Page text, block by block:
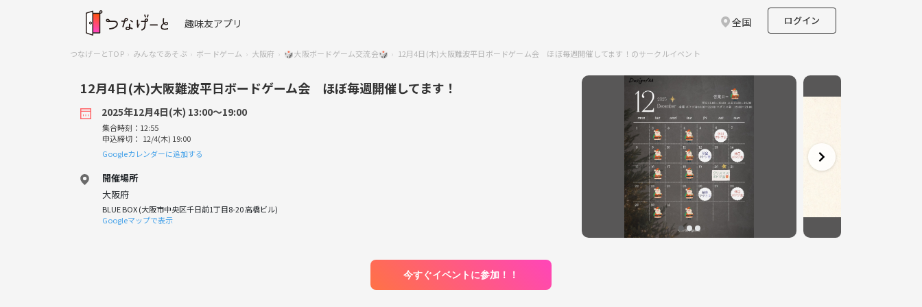
趣味友アプリ 全国 ログイン
つなげーとTOP みんなであそぶ ボードゲーム 大阪府 🎲大阪ボードゲーム交流会🎲 12月4日(木)大阪難波平日ボードゲーム会 ほぼ毎週開催してます！のサークルイベント
12月4日(木)大阪難波平日ボードゲーム会 ほぼ毎週開催してます！
2025年12月4日(木) 13:00〜19:00
集合時刻：12:55
申込締切： 12/4(木) 19:00
Googleカレンダーに追加する
開催場所
大阪府
BLUE BOX (大阪市中央区千日前1丁目8-20 高橋ビル)
Googleマップで表示
今すぐイベントに参加！！